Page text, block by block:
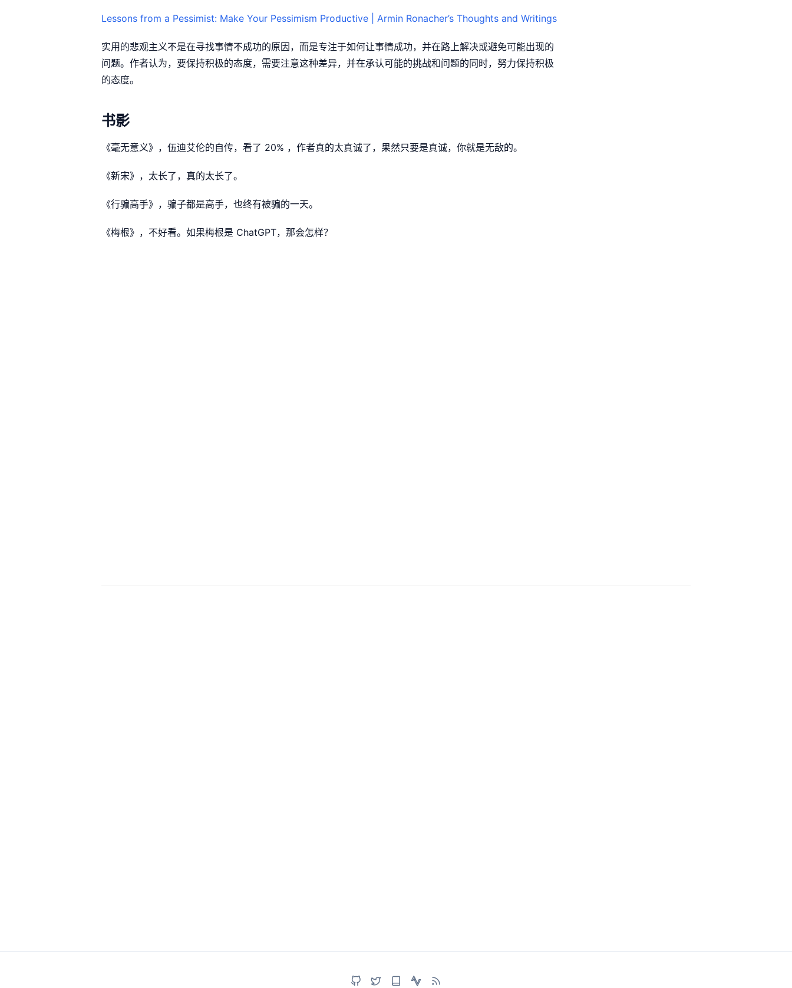
Lessons from a Pessimist: Make Your Pessimism Productive | Armin Ronacher’s Thoughts and Writings
实用的悲观主义不是在寻找事情不成功的原因，而是专注于如何让事情成功，并在路上解决或避免可能出现的
问题。作者认为，要保持积极的态度，需要注意这种差异，并在承认可能的挑战和问题的同时，努力保持积极
的态度。
书影
《毫无意义》，伍迪艾伦的自传，看了 20% ，作者真的太真诚了，果然只要是真诚，你就是无敌的。
《新宋》，太长了，真的太长了。
《行骗高手》，骗子都是高手，也终有被骗的一天。
《梅根》，不好看。如果梅根是 ChatGPT，那会怎样？